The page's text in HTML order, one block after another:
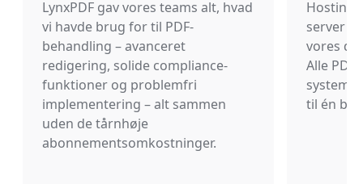
LynxPDF gav vores teams alt, hvad
vi havde brug for til PDF-
behandling – avanceret
redigering, solide compliance-
funktioner og problemfri
implementering – alt sammen
uden de tårnhøje
abonnementsomkostninger.
Hosting
server
vores
Alle
system,
til én